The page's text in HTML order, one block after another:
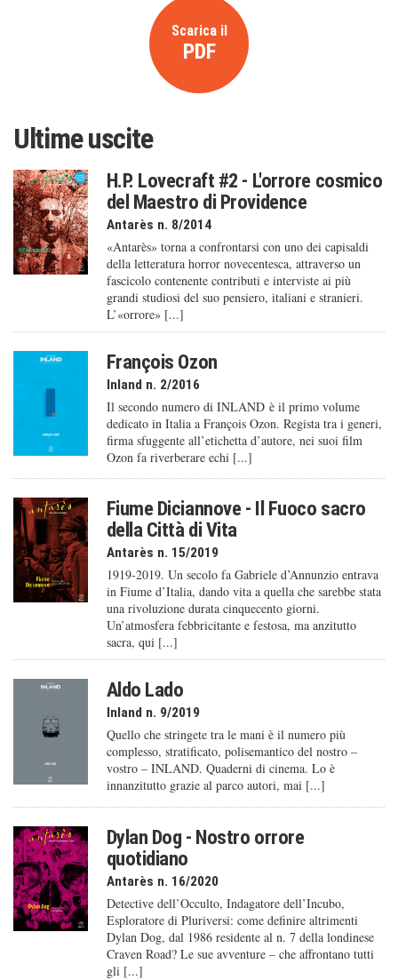
Scarica il
PDF
Ultime uscite
H.P. Lovecraft #2 - L'orrore cosmico
del Maestro di Providence
Antarès n. 8/2014
«Antarès» torna a confrontarsi con uno dei capisaldi
della letteratura horror novecentesca, attraverso un
fascicolo contenente contributi e interviste ai più
grandi studiosi del suo pensiero, italiani e stranieri.
L’«orrore» [...]
François Ozon
Inland n. 2/2016
Il secondo numero di INLAND è il primo volume
dedicato in Italia a François Ozon. Regista tra i generi,
firma sfuggente all’etichetta d’autore, nei suoi film
Ozon fa riverberare echi [...]
Fiume Diciannove - Il Fuoco sacro
della Città di Vita
Antarès n. 15/2019
1919-2019. Un secolo fa Gabriele d’Annunzio entrava
in Fiume d’Italia, dando vita a quella che sarebbe stata
una rivoluzione durata cinquecento giorni.
Un’atmosfera febbricitante e festosa, ma anzitutto
sacra, qui [...]
Aldo Lado
Inland n. 9/2019
Quello che stringete tra le mani è il numero più
complesso, stratificato, polisemantico del nostro –
vostro – INLAND. Quaderni di cinema. Lo è
innanzitutto grazie al parco autori, mai [...]
Dylan Dog - Nostro orrore
quotidiano
Antarès n. 16/2020
Detective dell’Occulto, Indagatore dell’Incubo,
Esploratore di Pluriversi: come definire altrimenti
Dylan Dog, dal 1986 residente al n. 7 della londinese
Craven Road? Le sue avventure – che affrontano tutti
gli [...]